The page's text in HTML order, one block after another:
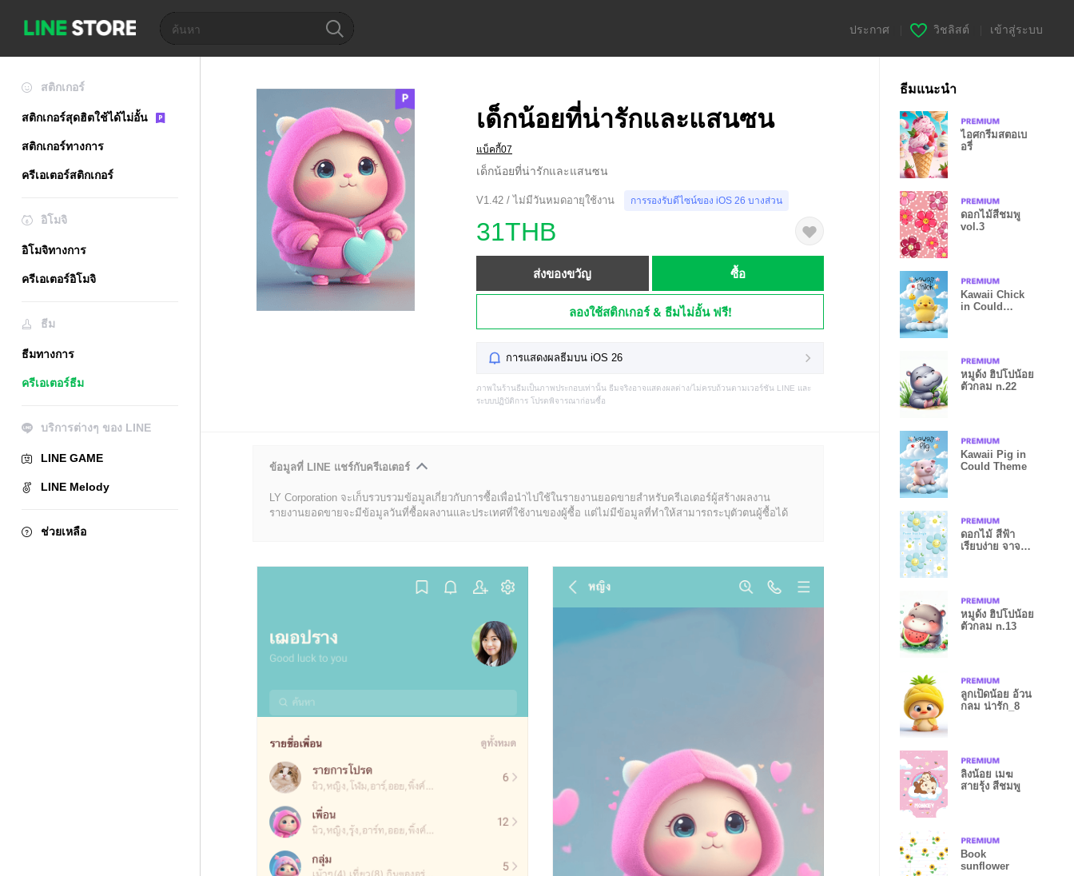
ประกาศ วิชลิสต์ เข้าสู่ระบบ
สติกเกอร์
สติกเกอร์สุดฮิตใช้ได้ไม่อั้น
สติกเกอร์ทางการ
ครีเอเตอร์สติกเกอร์
อิโมจิ
อิโมจิทางการ
ครีเอเตอร์อิโมจิ
ธีม
ธีมทางการ
ครีเอเตอร์ธีม
บริการต่างๆ ของ LINE
LINE GAME
LINE Melody
ช่วยเหลือ
เด็กน้อยที่น่ารักและแสนซน
แบ็คกี้07
เด็กน้อยที่น่ารักและแสนซน
V1.42 / ไม่มีวันหมดอายุใช้งาน การรองรับดีไซน์ของ iOS 26 บางส่วน
31THB
ส่งของขวัญ ซื้อ
ลองใช้สติกเกอร์ & ธีมไม่อั้น ฟรี!
การแสดงผลธีมบน iOS 26
ภาพในร้านธีมเป็นภาพประกอบเท่านั้น ธีมจริงอาจแสดงผลต่าง/ไม่ครบถ้วนตามเวอร์ชัน LINE และ
ระบบปฏิบัติการ โปรดพิจารณาก่อนซื้อ
ข้อมูลที่ LINE แชร์กับครีเอเตอร์
LY Corporation จะเก็บรวบรวมข้อมูลเกี่ยวกับการซื้อเพื่อนำไปใช้ในรายงานยอดขายสำหรับครีเอเตอร์ผู้สร้างผลงาน
รายงานยอดขายจะมีข้อมูลวันที่ซื้อผลงานและประเทศที่ใช้งานของผู้ซื้อ แต่ไม่มีข้อมูลที่ทำให้สามารถระบุตัวตนผู้ซื้อได้
ธีมแนะนำ
ไอศกรีมสตอเบ
อรี่
ดอกไม้สีชมพู
vol.3
Kawaii Chick
in Could
หมูด้ง ฮิปโปน้อย
ตัวกลม n.22
Kawaii Pig in
Could Theme
ดอกไม้ สีฟ้า
เรียบง่าย จาจา
หมูด้ง ฮิปโปน้อย
ตัวกลม n.13
ลูกเป็ดน้อย อ้วน
กลม น่ารัก_8
ลิงน้อย เมฆ
สายรุ้ง สีชมพู
Book
sunflower